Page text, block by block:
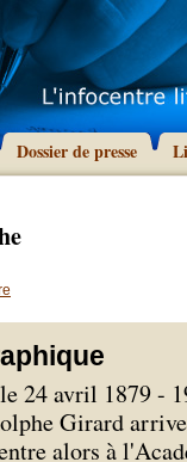
Dossier de presse
24 avril 1879 -
Girard
alors à